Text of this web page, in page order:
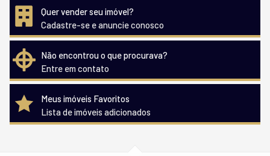
Quer vender seu imóvel?
Cadastre-se e anuncie conosco
Não encontrou o que procurava?
Entre em contato
Meus imóveis Favoritos
Lista de imóveis adicionados